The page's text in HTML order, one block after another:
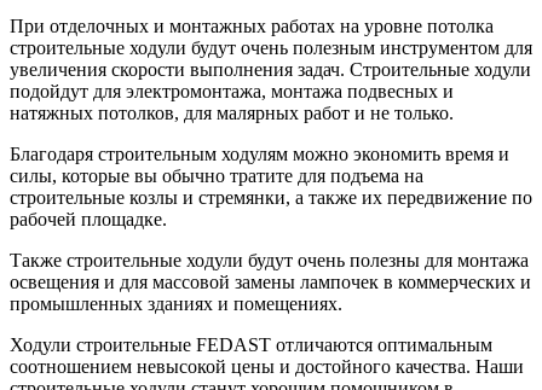
При отделочных и монтажных работах на уровне потолка
строительные ходули будут очень полезным инструментом для
увеличения скорости выполнения задач. Строительные ходули
подойдут для электромонтажа, монтажа подвесных и
натяжных потолков, для малярных работ и не только.
Благодаря строительным ходулям можно экономить время и
силы, которые вы обычно тратите для подъема на
строительные козлы и стремянки, а также их передвижение по
рабочей площадке.
Также строительные ходули будут очень полезны для монтажа
освещения и для массовой замены лампочек в коммерческих и
промышленных зданиях и помещениях.
Ходули строительные FEDAST отличаются оптимальным
соотношением невысокой цены и достойного качества. Наши